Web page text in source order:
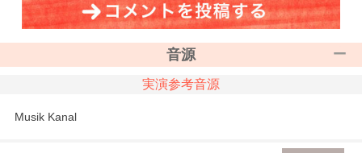
音源
実演参考音源
Musik Kanal